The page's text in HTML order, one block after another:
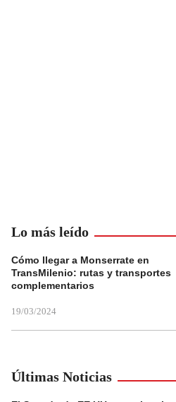
Lo más leído
Cómo llegar a Monserrate en
TransMilenio: rutas y transportes
complementarios
19/03/2024
Últimas Noticias